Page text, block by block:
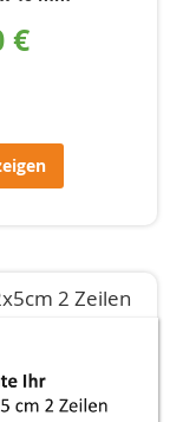
€
2 Zeilen